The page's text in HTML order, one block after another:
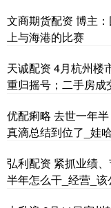
文商期货配资 博主
上与海港的比赛
天诚配资 4月杭州楼
重归摇号；二手房成
优配痢略 去世一年
真滴总结到位了_娃
弘利配资 紧抓业绩
半年怎么干_经营_